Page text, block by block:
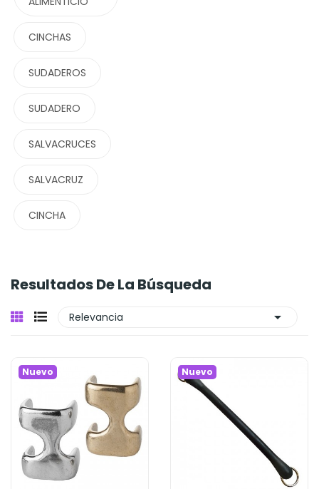
CINCHAS
SUDADEROS
SUDADERO
SALVACRUCES
SALVACRUZ
CINCHA
Resultados De La Búsqueda
Relevancia 
Nuevo Nuevo